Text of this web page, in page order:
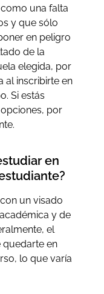
una falta
y que sólo
en peligro
de la
elegida, por
al inscribirte en
Si estás
por
en
un visado
y de
el
quedarte en
lo que varía